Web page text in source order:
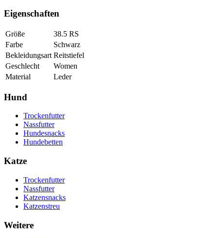
Eigenschaften
Größe
38.5 RS
Farbe
Schwarz
Bekleidungsart Reitstiefel
Geschlecht
Women
Material
Leder
Hund
Trockenfutter
Nassfutter
Hundesnacks
Hundebetten
Katze
Trockenfutter
Nassfutter
Katzensnacks
Katzenstreu
Weitere